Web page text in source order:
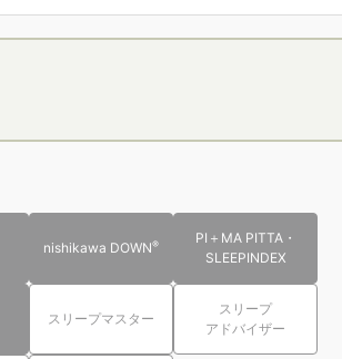
nishikawa DOWN®
PI＋MA PITTA・
SLEEPINDEX
スリープマスター
スリープ
アドバイザー